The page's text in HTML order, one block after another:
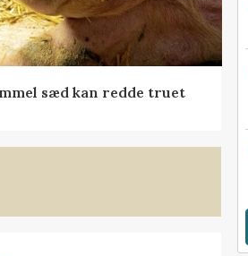
sæd kan redde truet